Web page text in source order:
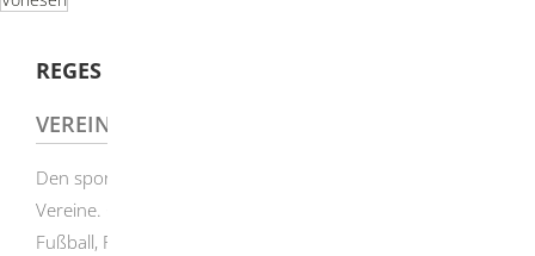
REGES VEREINSLEBEN
VEREINSSPORT
Den sportlichen Alltag gestalten zum Großteil aktiv die
Vereine. Ob Schwimmen, Reiten, Gymnastik, Handball,
Fußball, Radsport, Wintersport, Schützen, Tennis und